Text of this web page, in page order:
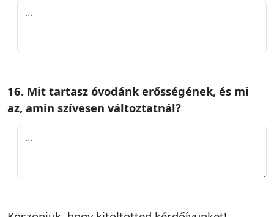
16. Mit tartasz óvodánk erősségének, és mi
az, amin szívesen változtatnál?